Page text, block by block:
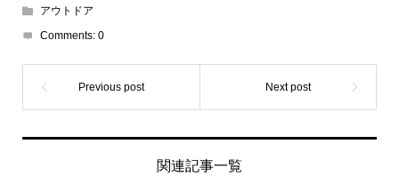
アウトドア
Comments: 0
関連記事一覧